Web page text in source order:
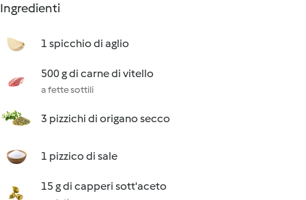
Ingredienti
1 spicchio di aglio
500 g di carne di vitello
a fette sottili
3 pizzichi di origano secco
1 pizzico di sale
15 g di capperi sott'aceto